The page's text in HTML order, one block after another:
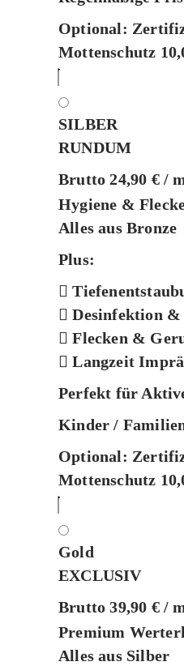
Optional:
Mottenschutz
SILBER
RUNDUM
Brutto 24,90 € /
Hygiene &
Alles aus Bronze
Plus:
Desinfektion
Flecken &
Langzeit
Perfekt für
Kinder /
Optional:
Mottenschutz
Gold
EXCLUSIV
Brutto 39,90 € /
Premium
Alles aus Silber